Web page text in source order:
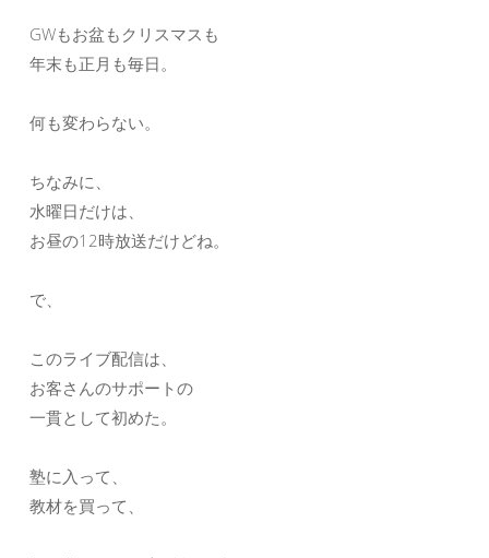
GWもお盆もクリスマスも
年末も正月も毎日。
何も変わらない。
ちなみに、
水曜日だけは、
お昼の12時放送だけどね。
で、
このライブ配信は、
お客さんのサポートの
一貫として初めた。
塾に入って、
教材を買って、